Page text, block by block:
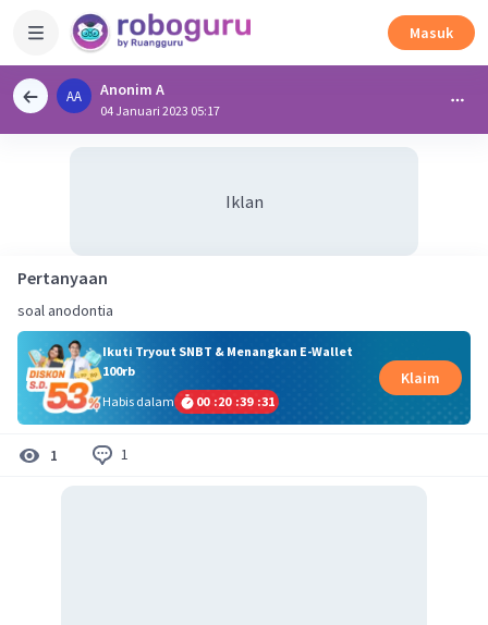
Masuk
AA Anonim A
04 Januari 2023 05:17
Iklan
Pertanyaan
Ikuti Tryout SNBT & Menangkan E-Wallet
100rb
Habis dalam
00 :20 :39 :30
Klaim
1 1